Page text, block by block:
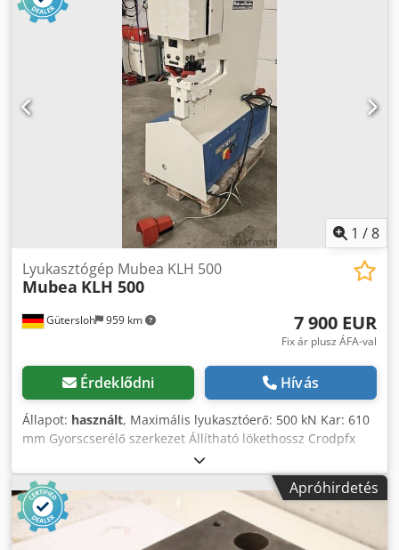
1 /8
Gütersloh 959 km
Lyukasztógép Mubea KLH 500
Mubea KLH 500
7 900 EUR
Fix ár plusz ÁFA-val
Érdeklődni Hívás
Állapot: használt, Maximális lyukasztóerő: 500 kN Kar: 610
mm Gyorscserélő szerkezet Állítható lökethossz Crodpfx
Aeu T Nv Dsmaef Tartalmazza a szerszámok és matricák
széles választékát Súly: 1700 kg Kiváló állapotban
Apróhirdetés